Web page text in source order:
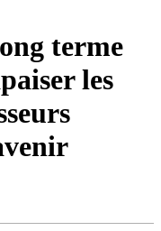
terme
les